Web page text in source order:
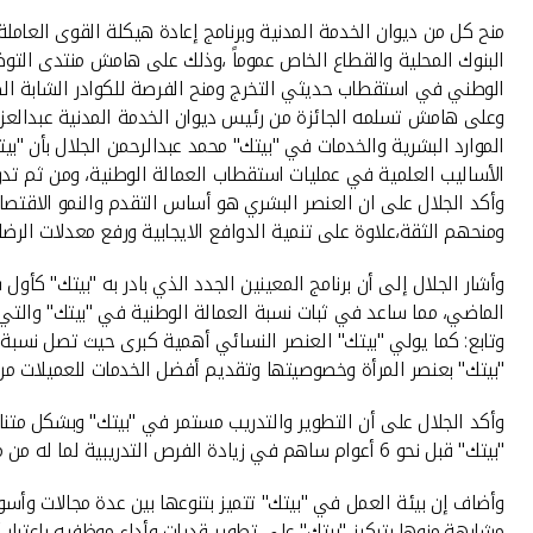
البنوك المحلية والقطاع الخاص عموماً ،وذلك على هامش منتدى
الوطني في استقطاب حديثي التخرج ومنح الفرصة للكوادر
وعلى هامش تسلمه الجائزة من رئيس ديوان الخدمة المدنية
الموارد البشرية والخدمات في "بيتك" محمد عبدالرحمن الجلال بأن
الأساليب العلمية في عمليات استقطاب العمالة الوطنية، ومن
وأكد الجلال على ان العنصر البشري هو أساس التقدم والنمو
ومنحهم الثقة،علاوة على تنمية الدوافع الايجابية ورفع معدلات
الماضي، مما ساعد في ثبات نسبة العمالة الوطنية في "بيتك" والتي تبلغ 62% من إجمالي العاملين
"بيتك" بعنصر المرأة وخصوصيتها وتقديم أفضل الخدمات للعميلات
"بيتك" قبل نحو 6 أعوام ساهم في زيادة الفرص التدريبية لما له من مزايا متعددة.
وأضاف إن بيئة العمل في "بيتك" تتميز بتنوعها بين عدة مجالات